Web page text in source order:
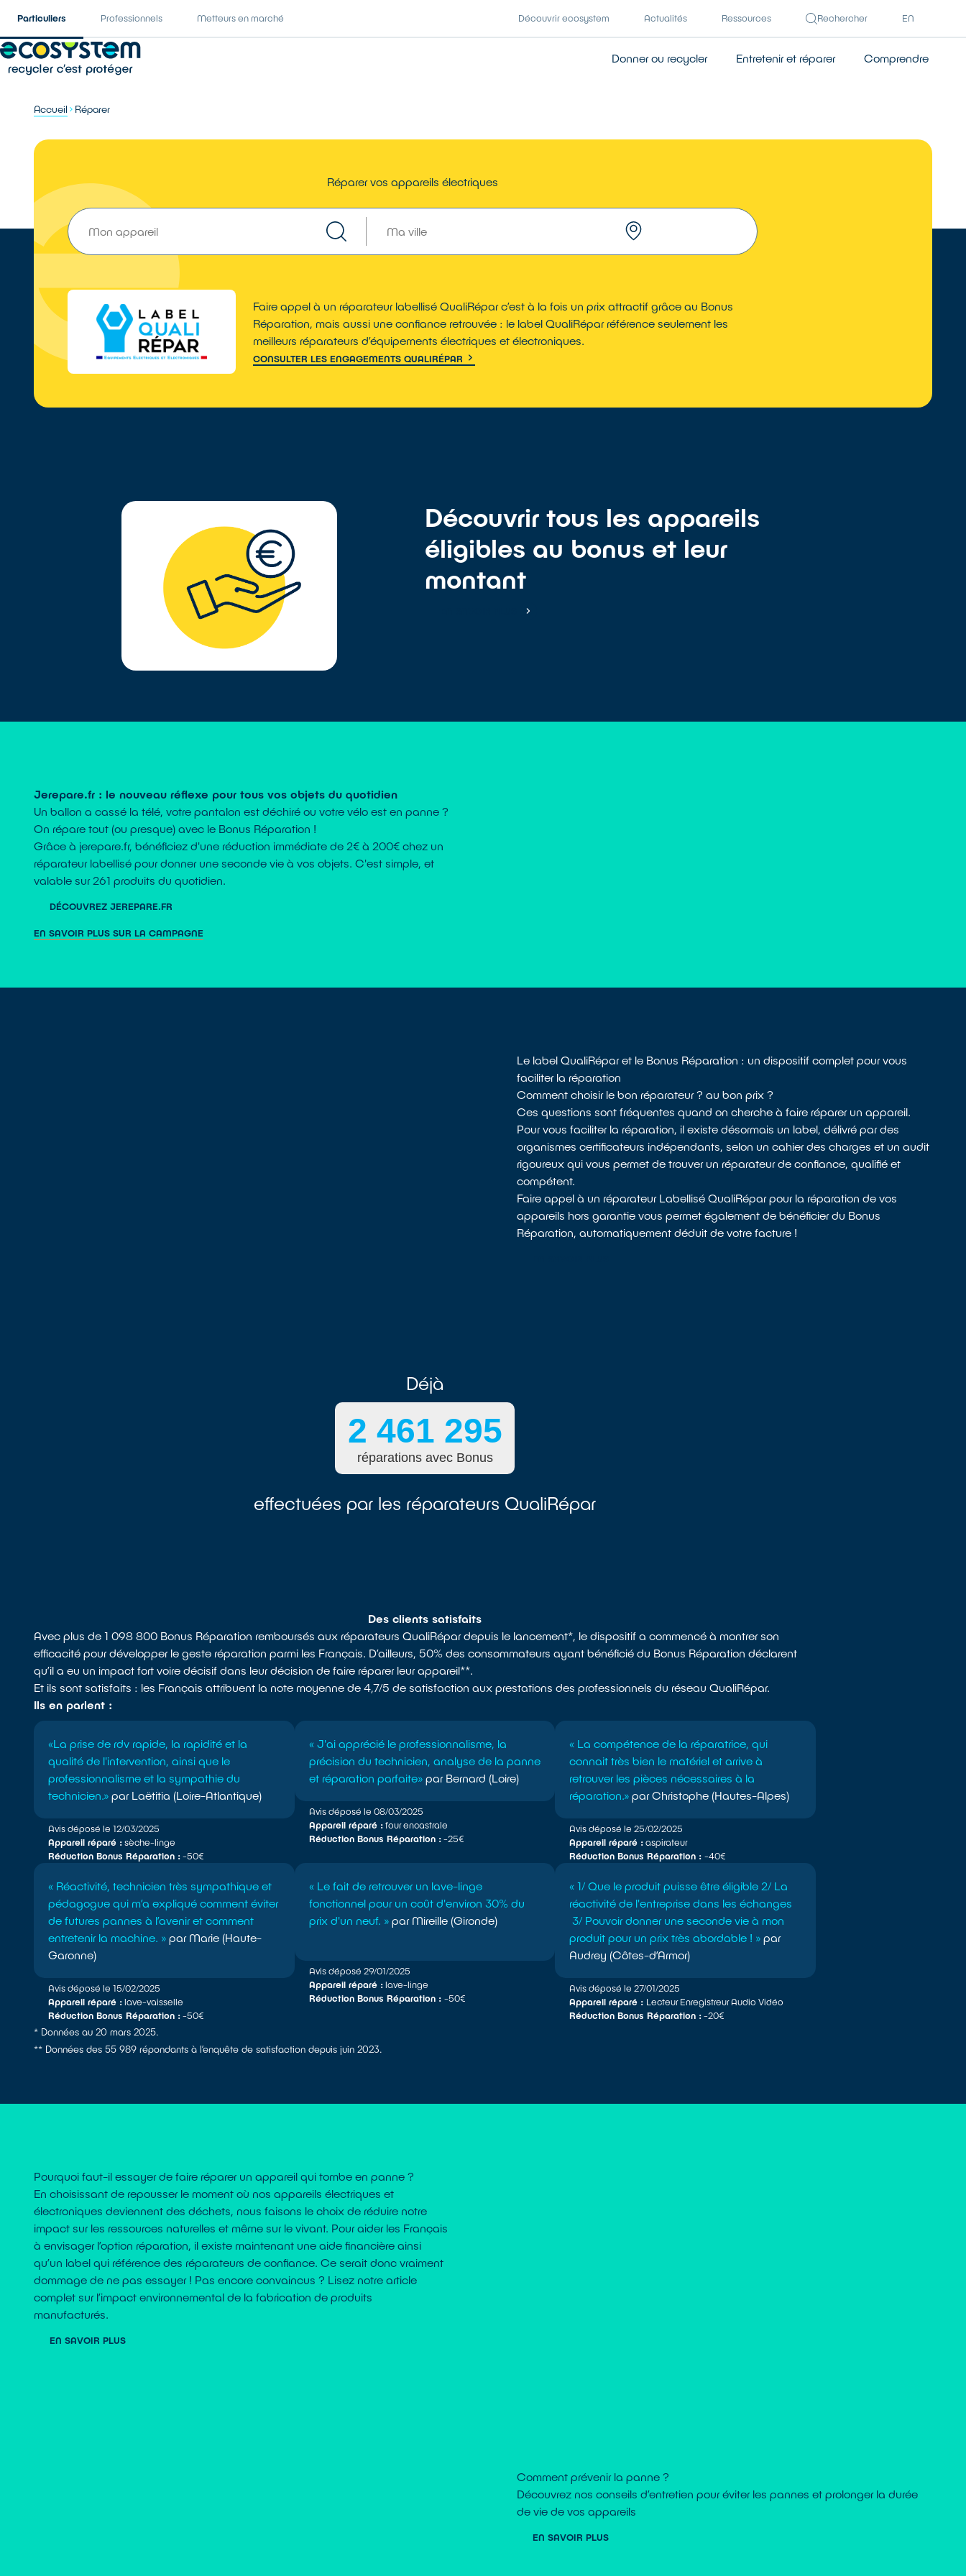
Particuliers Professionnels Metteurs en marché Découvrir ecosystem Actualités Ressources Rechercher EN
Donner ou recycler Entretenir et réparer Comprendre
Accueil Réparer
Réparer vos appareils électriques
Faire appel à un réparateur labellisé QualiRépar c’est à la fois un prix attractif grâce au Bonus
Réparation, mais aussi une confiance retrouvée : le label QualiRépar référence seulement les
meilleurs réparateurs d’équipements électriques et électroniques.
CONSULTER LES ENGAGEMENTS QUALIRÉPAR
Découvrir tous les appareils
éligibles au bonus et leur
montant
Jerepare.fr : le nouveau réflexe pour tous vos objets du quotidien
Un ballon a cassé la télé, votre pantalon est déchiré ou votre vélo est en panne ?
On répare tout (ou presque) avec le Bonus Réparation !
Grâce à jerepare.fr, bénéficiez d'une réduction immédiate de 2€ à 200€ chez un
réparateur labellisé pour donner une seconde vie à vos objets. C'est simple, et
valable sur 261 produits du quotidien.
DÉCOUVREZ JEREPARE.FR
EN SAVOIR PLUS SUR LA CAMPAGNE
Le label QualiRépar et le Bonus Réparation : un dispositif complet pour vous
faciliter la réparation
Comment choisir le bon réparateur ? au bon prix ?
Ces questions sont fréquentes quand on cherche à faire réparer un appareil.
Pour vous faciliter la réparation, il existe désormais un label, délivré par des
organismes certificateurs indépendants, selon un cahier des charges et un audit
rigoureux qui vous permet de trouver un réparateur de confiance, qualifié et
compétent.
Faire appel à un réparateur Labellisé QualiRépar pour la réparation de vos
appareils hors garantie vous permet également de bénéficier du Bonus
Réparation, automatiquement déduit de votre facture !
Déjà
effectuées par les réparateurs QualiRépar
Des clients satisfaits
Avec plus de 1 098 800 Bonus Réparation remboursés aux réparateurs QualiRépar depuis le lancement*, le dispositif a commencé à montrer son
efficacité pour développer le geste réparation parmi les Français. D’ailleurs, 50% des consommateurs ayant bénéficié du Bonus Réparation déclarent
qu’il a eu un impact fort voire décisif dans leur décision de faire réparer leur appareil**.
Et ils sont satisfaits : les Français attribuent la note moyenne de 4,7/5 de satisfaction aux prestations des professionnels du réseau QualiRépar.
Ils en parlent :
«La prise de rdv rapide, la rapidité et la
qualité de l'intervention, ainsi que le
professionnalisme et la sympathie du
technicien.» par Laëtitia (Loire-Atlantique)
Avis déposé le 12/03/2025
Appareil réparé :sèche-linge
Réduction Bonus Réparation :-50€
« J'ai apprécié le professionnalisme, la
précision du technicien, analyse de la panne
et réparation parfaite»par Bernard (Loire)
Avis déposé le 08/03/2025
Appareil réparé : four encastrale
Réduction Bonus Réparation : -25€
« La compétence de la réparatrice, qui
connait très bien le matériel et arrive à
retrouver les pièces nécessaires à la
réparation.» par Christophe (Hautes-Alpes)
Avis déposé le 25/02/2025
Appareil réparé :aspirateur
Réduction Bonus Réparation :-40€
« Réactivité, technicien très sympathique et
pédagogue qui m’a expliqué comment éviter
de futures pannes à l’avenir et comment
entretenir la machine. » par Marie (Haute-
Garonne)
Avis déposé le 15/02/2025
Appareil réparé :lave-vaisselle
Réduction Bonus Réparation :-50€
« Le fait de retrouver un lave-linge
fonctionnel pour un coût d'environ 30% du
prix d'un neuf. »par Mireille (Gironde)
Avis déposé 29/01/2025
Appareil réparé :lave-linge
Réduction Bonus Réparation : -50€
« 1/ Que le produit puisse être éligible 2/ La
réactivité de l'entreprise dans les échanges
3/ Pouvoir donner une seconde vie à mon
produit pour un prix très abordable ! » par
Audrey (Côtes-d’Armor)
Avis déposé le 27/01/2025
Appareil réparé : Lecteur Enregistreur Audio Vidéo
Réduction Bonus Réparation :-20€
* Données au 20 mars 2025.
** Données des 55 989 répondants à l’enquête de satisfaction depuis juin 2023.
Pourquoi faut-il essayer de faire réparer un appareil qui tombe en panne ?
En choisissant de repousser le moment où nos appareils électriques et
électroniques deviennent des déchets, nous faisons le choix de réduire notre
impact sur les ressources naturelles et même sur le vivant. Pour aider les Français
à envisager l’option réparation, il existe maintenant une aide financière ainsi
qu’un label qui référence des réparateurs de confiance. Ce serait donc vraiment
dommage de ne pas essayer ! Pas encore convaincus ? Lisez notre article
complet sur l’impact environnemental de la fabrication de produits
manufacturés.
EN SAVOIR PLUS
Comment prévenir la panne ?
Découvrez nos conseils d’entretien pour éviter les pannes et prolonger la durée
de vie de vos appareils
EN SAVOIR PLUS